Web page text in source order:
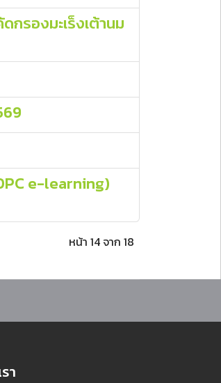
รองมะเร็งเต้านม
e-learning)
หน้า 14 จาก 18
า